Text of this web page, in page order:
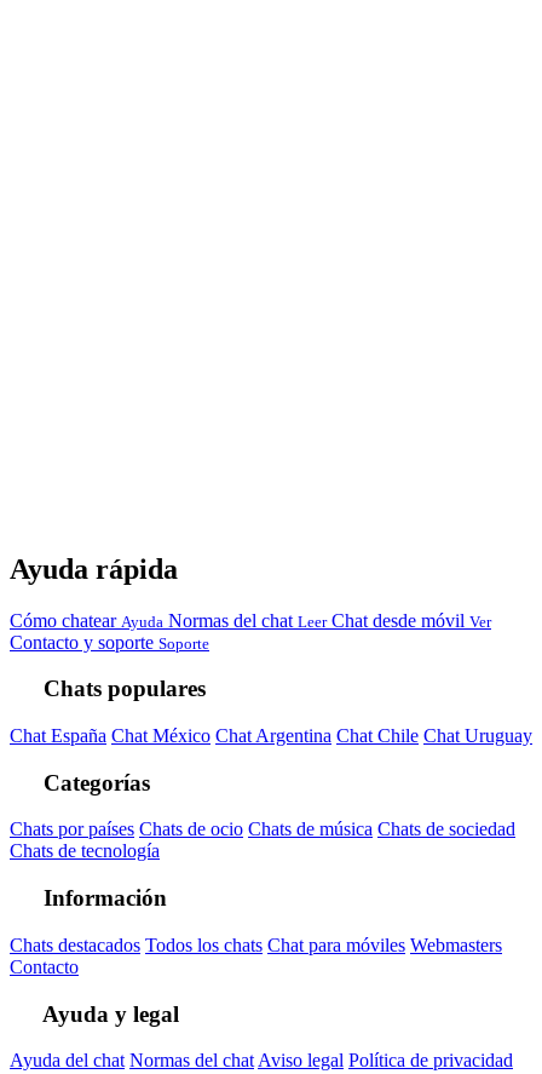
Ayuda rápida
Cómo chatear Ayuda Normas del chat Leer Chat desde móvil Ver
Contacto y soporte Soporte
Chats populares
Chat España Chat México Chat Argentina Chat Chile Chat Uruguay
Categorías
Chats por países Chats de ocio Chats de música Chats de sociedad
Chats de tecnología
Información
Chats destacados Todos los chats Chat para móviles Webmasters
Contacto
Ayuda y legal
Ayuda del chat Normas del chat Aviso legal Política de privacidad